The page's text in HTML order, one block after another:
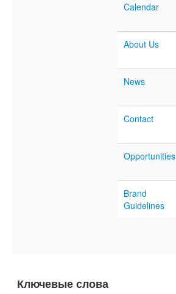
Calendar
About Us
News
Contact
Opportunities
Brand
Guidelines
Ключевые слова